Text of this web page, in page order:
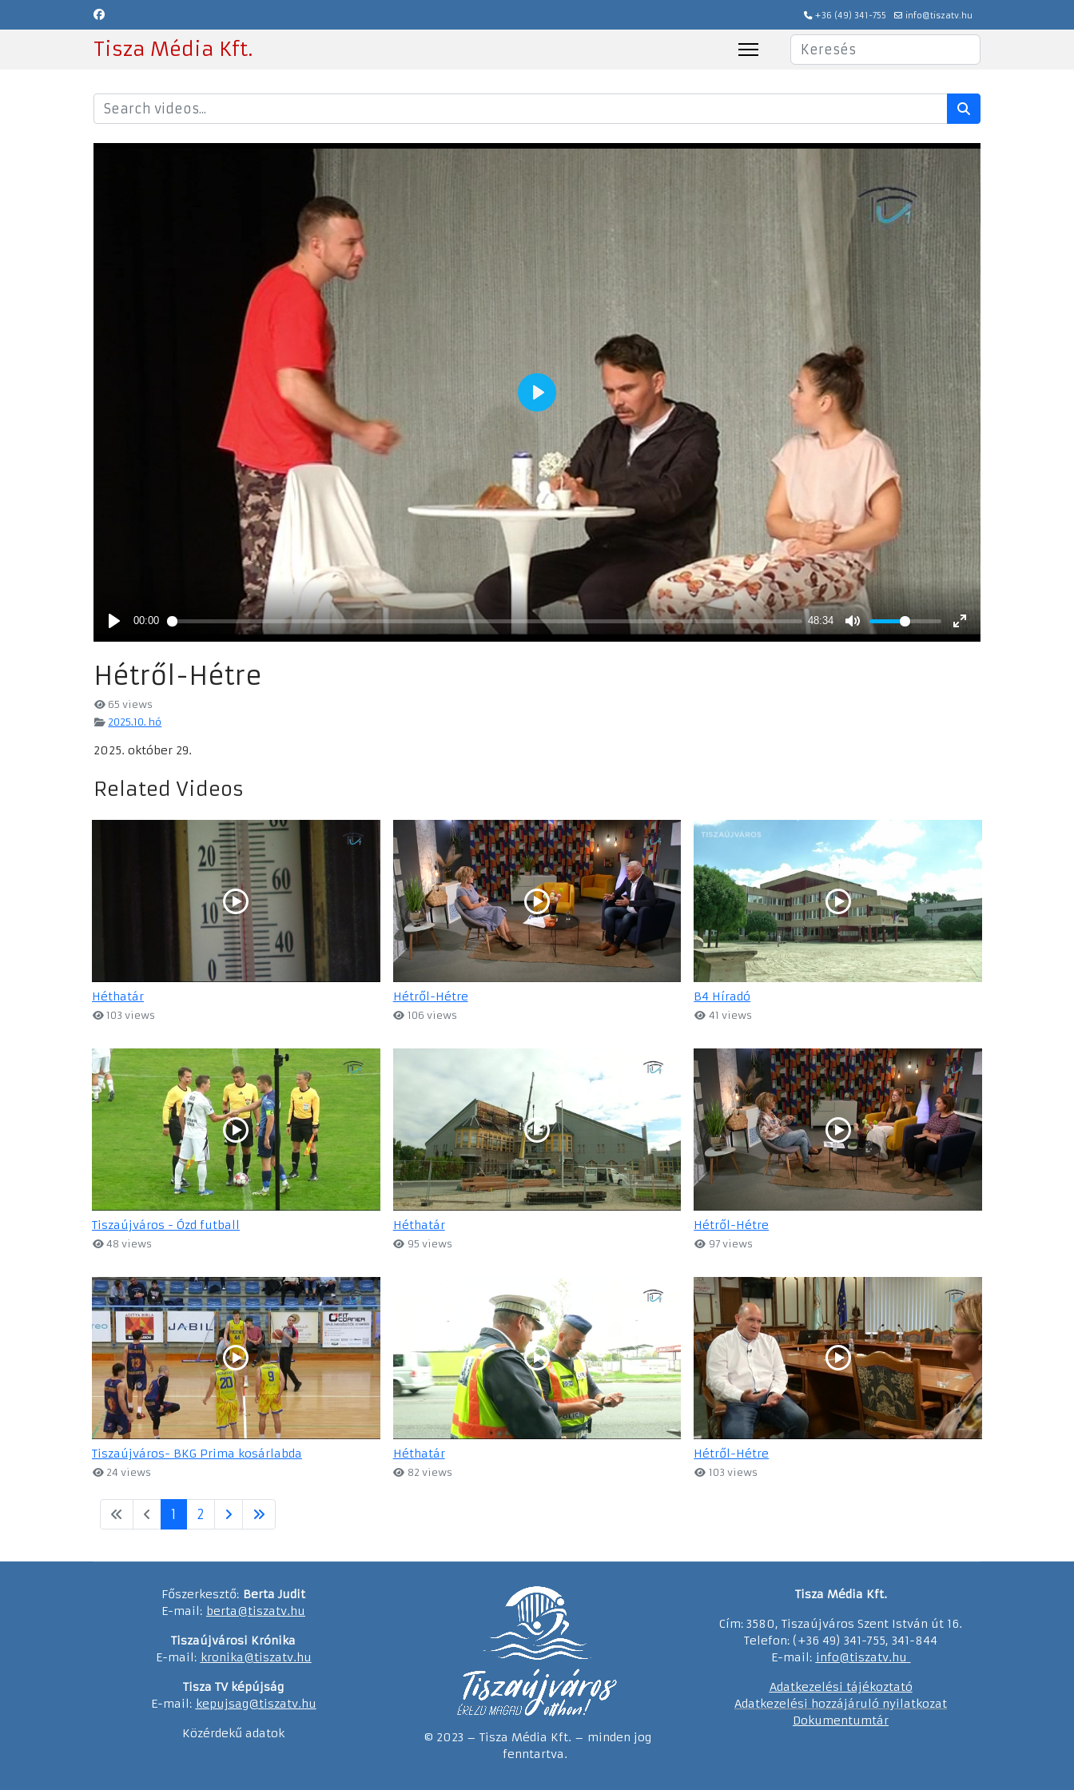
+36 (49) 341-755 info@tiszatv.hu
Tisza Média Kft. Keresés
Hétről-Hétre
65 views
2025.10. hó
2025. október 29.
Related Videos
Héthatár
103 views
Hétről-Hétre
106 views
B4 Híradó
41 views
Tiszaújváros - Ózd futball
48 views
Héthatár
95 views
Hétről-Hétre
97 views
Tiszaújváros- BKG Prima kosárlabda
24 views
Héthatár
82 views
Hétről-Hétre
103 views
1 2
Főszerkesztő: Berta Judit
E-mail: berta@tiszatv.hu
Tiszaújvárosi Krónika
E-mail: kronika@tiszatv.hu
Tisza TV képújság
E-mail: kepujsag@tiszatv.hu
Közérdekű adatok
© 2023 – Tisza Média Kft. – minden jog
fenntartva.
Tisza Média Kft.
Cím: 3580, Tiszaújváros Szent István út 16.
Telefon: (+36 49) 341-755, 341-844
E-mail: info@tiszatv.hu
Adatkezelési tájékoztató
Adatkezelési hozzájáruló nyilatkozat
Dokumentumtár